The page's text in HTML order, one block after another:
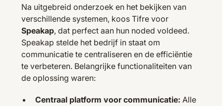
Na uitgebreid onderzoek en het bekijken van
verschillende systemen, koos Tifre voor
Speakap, dat perfect aan hun noded voldeed.
Speakap stelde het bedrijf in staat om
communicatie te centraliseren en de efficiëntie
te verbeteren. Belangrijke functionaliteiten van
de oplossing waren:
Centraal platform voor communicatie: Alle